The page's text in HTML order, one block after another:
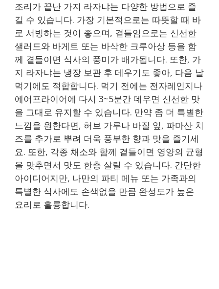
조리가 끝난 가지 라자냐는 다양한 방법으로 즐
길 수 있습니다. 가장 기본적으로는 따뜻할 때 바
로 서빙하는 것이 좋으며, 곁들임으로는 신선한
샐러드와 바게트 또는 바삭한 크루아상 등을 함
께 곁들이면 식사의 풍미가 배가됩니다. 또한, 가
지 라자냐는 냉장 보관 후 데우기도 좋아, 다음 날
먹기에도 적합합니다. 먹기 전에는 전자레인지나
에어프라이어에 다시 3~5분간 데우면 신선한 맛
을 그대로 유지할 수 있습니다. 만약 좀 더 특별한
느낌을 원한다면, 허브 가루나 바질 잎, 파마산 치
즈를 추가로 뿌려 더욱 풍부한 향과 맛을 즐기세
요. 또한, 각종 채소와 함께 곁들이면 영양의 균형
을 맞추면서 맛도 한층 살릴 수 있습니다. 간단한
아이디어지만, 나만의 파티 메뉴 또는 가족과의
특별한 식사에도 손색없을 만큼 완성도가 높은
요리로 훌륭합니다.